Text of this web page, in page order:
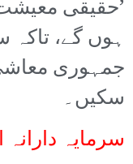
’حقیقی
ہوں گے،
جمہوری
سکیں۔
سرمایہ